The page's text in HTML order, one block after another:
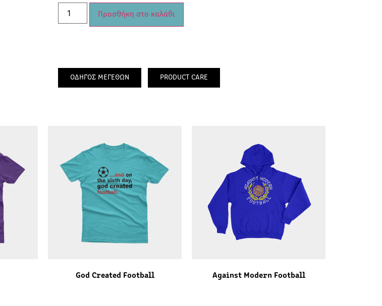
Προσθήκη στο καλάθι
ΟΔΗΓΟΣ ΜΕΓΕΘΩΝ PRODUCT CARE
God Created Football Against Modern Football